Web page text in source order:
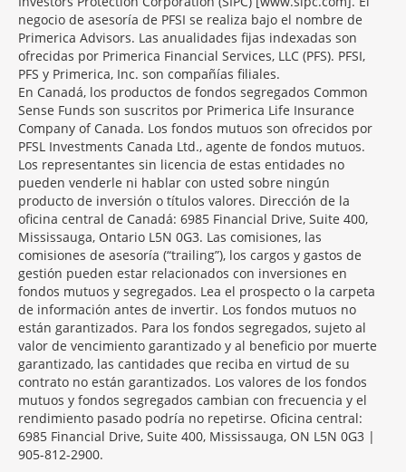
negocio de asesoría de PFSI se realiza bajo el nombre de
Primerica Advisors. Las anualidades fijas indexadas son
ofrecidas por Primerica Financial Services, LLC (PFS). PFSI,
PFS y Primerica, Inc. son compañías filiales.
En Canadá, los productos de fondos segregados Common
Sense Funds son suscritos por Primerica Life Insurance
Company of Canada. Los fondos mutuos son ofrecidos por
PFSL Investments Canada Ltd., agente de fondos mutuos.
Los representantes sin licencia de estas entidades no
pueden venderle ni hablar con usted sobre ningún
producto de inversión o títulos valores. Dirección de la
oficina central de Canadá: 6985 Financial Drive, Suite 400,
Mississauga, Ontario L5N 0G3. Las comisiones, las
comisiones de asesoría (“trailing”), los cargos y gastos de
gestión pueden estar relacionados con inversiones en
fondos mutuos y segregados. Lea el prospecto o la carpeta
de información antes de invertir. Los fondos mutuos no
están garantizados. Para los fondos segregados, sujeto al
valor de vencimiento garantizado y al beneficio por muerte
garantizado, las cantidades que reciba en virtud de su
contrato no están garantizados. Los valores de los fondos
mutuos y fondos segregados cambian con frecuencia y el
rendimiento pasado podría no repetirse. Oficina central:
6985 Financial Drive, Suite 400, Mississauga, ON L5N 0G3 |
905-812-2900.